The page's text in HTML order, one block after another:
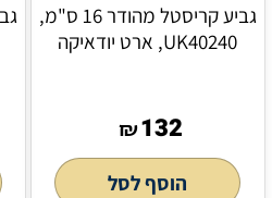
גביע קריסטל מהודר 16 ס"מ,
UK40240, ארט יודאיקה
₪132
הוסף לסל